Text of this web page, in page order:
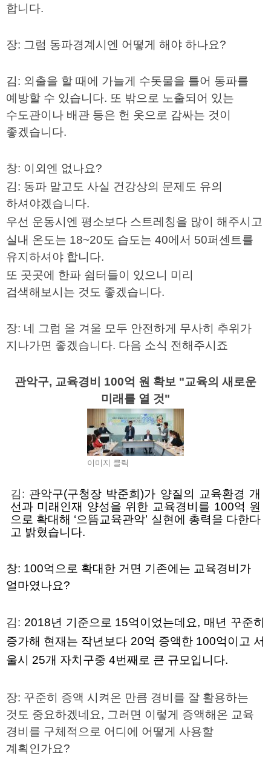
합니다.
장: 그럼 동파경계시엔 어떻게 해야 하나요?
김: 외출을 할 때에 가늘게 수돗물을 틀어 동파를
예방할 수 있습니다. 또 밖으로 노출되어 있는
수도관이나 배관 등은 헌 옷으로 감싸는 것이
좋겠습니다.
창: 이외엔 없나요?
김: 동파 말고도 사실 건강상의 문제도 유의
하셔야겠습니다.
우선 운동시엔 평소보다 스트레칭을 많이 해주시고
실내 온도는 18~20도 습도는 40에서 50퍼센트를
유지하셔야 합니다.
또 곳곳에 한파 쉼터들이 있으니 미리
검색해보시는 것도 좋겠습니다.
장: 네 그럼 올 겨울 모두 안전하게 무사히 추위가
지나가면 좋겠습니다. 다음 소식 전해주시죠
관악구, 교육경비 100억 원 확보 "교육의 새로운
미래를 열 것"
이미지 클릭
김: 관악구(구청장 박준희)가 양질의 교육환경 개
선과 미래인재 양성을 위한 교육경비를 100억 원
으로 확대해 ‘으뜸교육관악’ 실현에 총력을 다한다
고 밝혔습니다.
창: 100억으로 확대한 거면 기존에는 교육경비가
얼마였나요?
김: 2018년 기준으로 15억이었는데요, 매년 꾸준히
증가해 현재는 작년보다 20억 증액한 100억이고 서
울시 25개 자치구중 4번째로 큰 규모입니다.
장: 꾸준히 증액 시켜온 만큼 경비를 잘 활용하는
것도 중요하겠네요, 그러면 이렇게 증액해온 교육
경비를 구체적으로 어디에 어떻게 사용할
계획인가요?